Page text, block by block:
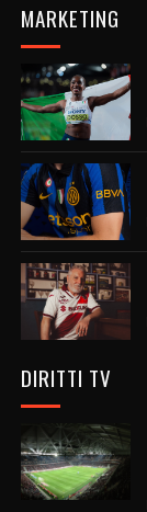
MARKETING
DIRITTI TV